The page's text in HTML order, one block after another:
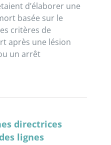
d’élaborer une
basée sur le
critères de
après une lésion
un arrêt
directrices
lignes